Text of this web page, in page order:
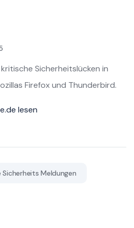
Sicherheitslücken in
Firefox und Thunderbird.
lesen
Meldungen